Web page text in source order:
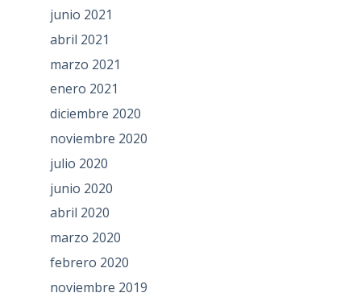
junio 2021
abril 2021
marzo 2021
enero 2021
diciembre 2020
noviembre 2020
julio 2020
junio 2020
abril 2020
marzo 2020
febrero 2020
noviembre 2019